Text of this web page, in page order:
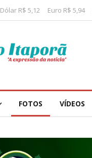
Dólar R$ 5,12 Euro R$ 5,94
FOTOS VÍDEOS